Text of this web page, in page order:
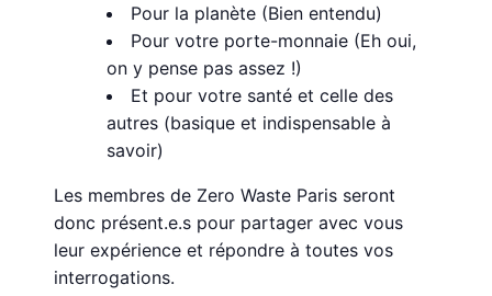
Pour la planète (Bien entendu)
Pour votre porte-monnaie (Eh oui,
on y pense pas assez !)
Et pour votre santé et celle des
autres (basique et indispensable à
savoir)
Les membres de Zero Waste Paris seront
donc présent.e.s pour partager avec vous
leur expérience et répondre à toutes vos
interrogations.